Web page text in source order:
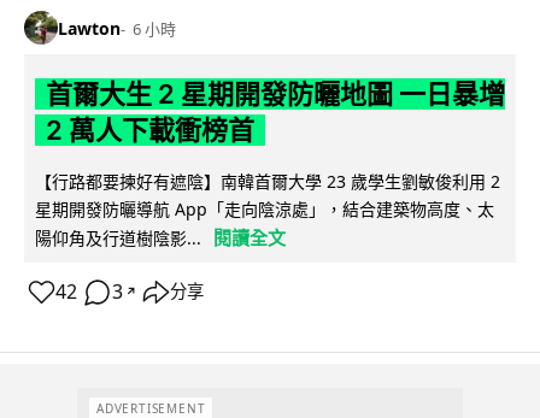
Lawton 6 小時
首爾大生 2 星期開發防曬地圖 一日暴增
2 萬人下載衝榜首
【行路都要揀好有遮陰】南韓首爾大學 23 歲學生劉敏俊利用 2
星期開發防曬導航 App「走向陰涼處」，結合建築物高度、太
陽仰角及行道樹陰影...
閱讀全文
42 3 ↗ 分享
ADVERTISEMENT